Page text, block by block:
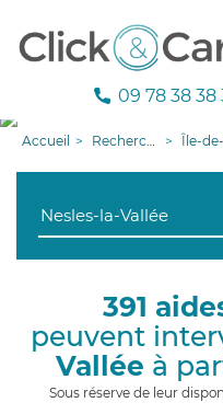
09 78 38 38
Accueil Recherche aide à domicile Île-de-
391
peuvent
Vallée à
Sous réserve de leur